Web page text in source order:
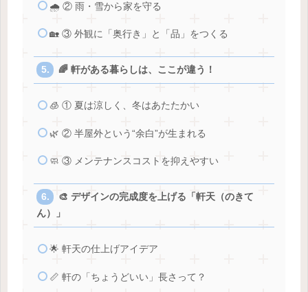
🌧️ ② 雨・雪から家を守る
🏡 ③ 外観に「奥行き」と「品」をつくる
🌈 軒がある暮らしは、ここが違う！
🧊 ① 夏は涼しく、冬はあたたかい
🌿 ② 半屋外という“余白”が生まれる
🧼 ③ メンテナンスコストを抑えやすい
🎨 デザインの完成度を上げる「軒天（のきて
ん）」
🌟 軒天の仕上げアイデア
📏 軒の「ちょうどいい」長さって？